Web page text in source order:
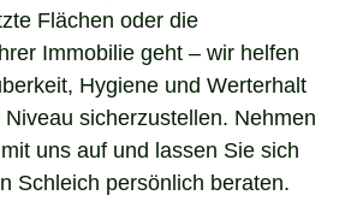
Flächen oder die
Immobilie geht – wir helfen
Hygiene und Werterhalt
sicherzustellen. Nehmen
uns auf und lassen Sie sich
Schleich persönlich beraten.